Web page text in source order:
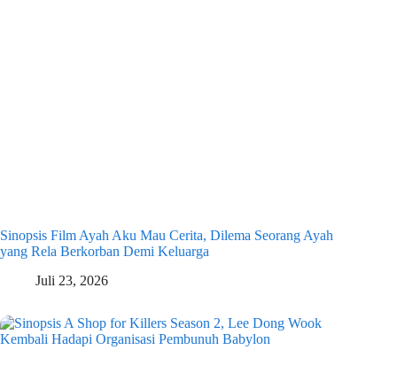
Sinopsis Film Ayah Aku Mau Cerita, Dilema Seorang Ayah
yang Rela Berkorban Demi Keluarga
Juli 23, 2026